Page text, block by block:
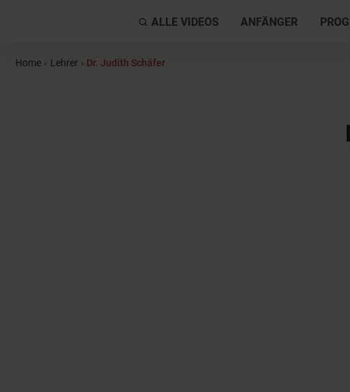
ALLE VIDEOS ANFÄNGER
Home › Lehrer › Dr. Judith Schäfer